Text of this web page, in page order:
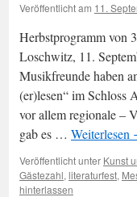
Veröffentlicht am 11.
Herbstprogramm von
Loschwitz, 11.
Musikfreunde haben
(er)lesen“ im Schloss
vor allem regionale –
gab es … Weiterlesen
Veröffentlicht unter Kunst
Gästezahl, literaturfest,
hinterlassen